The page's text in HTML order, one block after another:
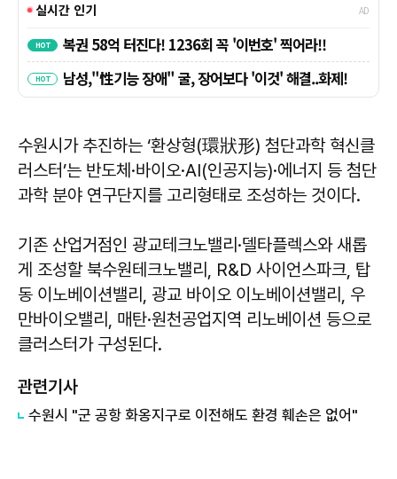
수원시가 추진하는 ‘환상형(環狀形) 첨단과학 혁신클
러스터’는 반도체·바이오·AI(인공지능)·에너지 등 첨단
과학 분야 연구단지를 고리형태로 조성하는 것이다.
기존 산업거점인 광교테크노밸리·델타플렉스와 새롭
게 조성할 북수원테크노밸리, R&D 사이언스파크, 탑
동 이노베이션밸리, 광교 바이오 이노베이션밸리, 우
만바이오밸리, 매탄·원천공업지역 리노베이션 등으로
클러스터가 구성된다.
관련기사
수원시 "군 공항 화옹지구로 이전해도 환경 훼손은 없어"